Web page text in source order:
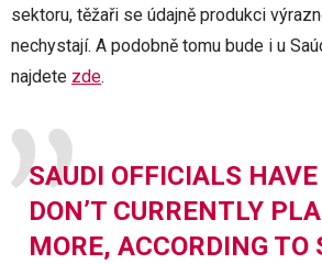
sektoru, těžaři se údajně produkci
nechystají. A podobně tomu bude i u
najdete zde.
SAUDI OFFICIALS
DON’T CURRENTLY
MORE, ACCORDING TO